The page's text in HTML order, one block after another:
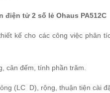
điện tử 2 số lẻ Ohaus PA512C
kế cho các công việc phân
cân đếm, tính phần trăm.
(LC D), rộng, thuận tiện cài